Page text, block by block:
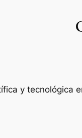
y